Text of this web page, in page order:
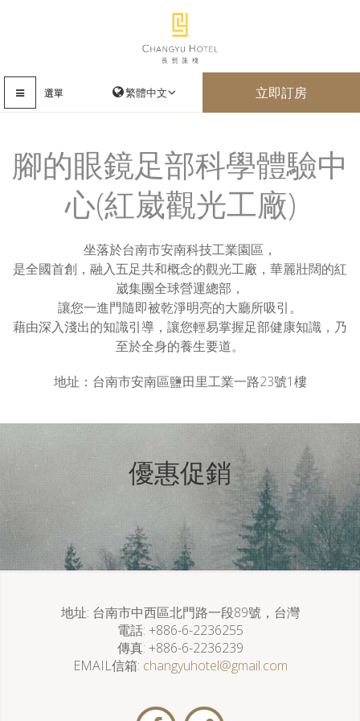
選單 立即訂房
腳的眼鏡足部科學體驗中
心(紅崴觀光工廠)
坐落於台南市安南科技工業園區，
是全國首創，融入五足共和概念的觀光工廠，華麗壯闊的紅
崴集團全球營運總部，
讓您一進門隨即被乾淨明亮的大廳所吸引。
藉由深入淺出的知識引導，讓您輕易掌握足部健康知識，乃
至於全身的養生要道。
地址：台南市安南區鹽田里工業一路23號1樓
優惠促銷
地址 台南市中西區北門路一段89號，台灣
電話 +886-6-2236255
傳真 +886-6-2236239
EMAIL信箱 changyuhotel@gmail.com